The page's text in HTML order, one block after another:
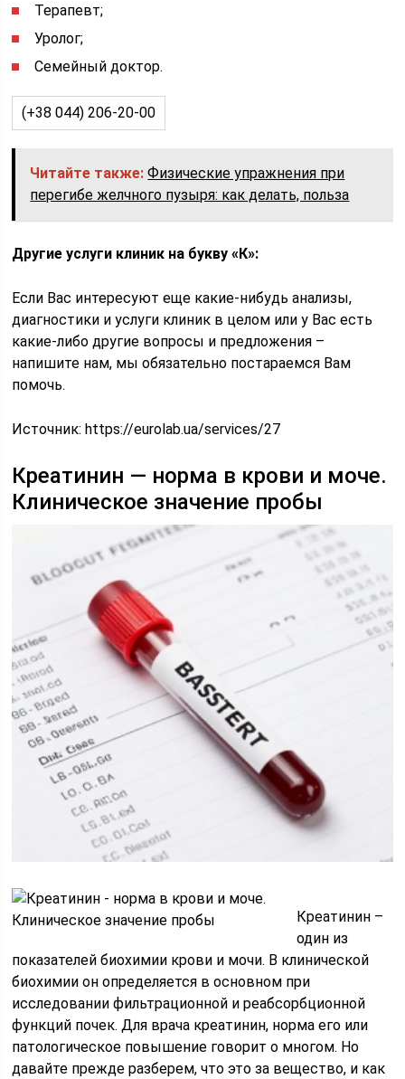
Терапевт;
Уролог;
Семейный доктор.
(+38 044) 206-20-00
Читайте также: Физические упражнения при
перегибе желчного пузыря: как делать, польза
Другие услуги клиник на букву «К»:
Если Вас интересуют еще какие-нибудь анализы,
диагностики и услуги клиник в целом или у Вас есть
какие-либо другие вопросы и предложения –
напишите нам, мы обязательно постараемся Вам
помочь.
Источник:https://eurolab.ua/services/27
Креатинин — норма в крови и моче.
Клиническое значение пробы
Креатинин –
один из
показателей биохимии крови и мочи. В клинической
биохимии он определяется в основном при
исследовании фильтрационной и реабсорбционной
функций почек. Для врача креатинин, норма его или
патологическое повышение говорит о многом. Но
давайте прежде разберем, что это за вещество, и как